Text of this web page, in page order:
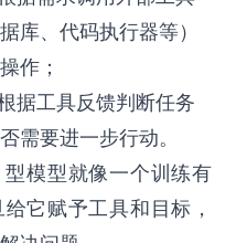
库、代码执行器等）
作；
据工具反馈判断任务
需要进一步行动。
模型就像一个训练有
它赋予工具和目标，